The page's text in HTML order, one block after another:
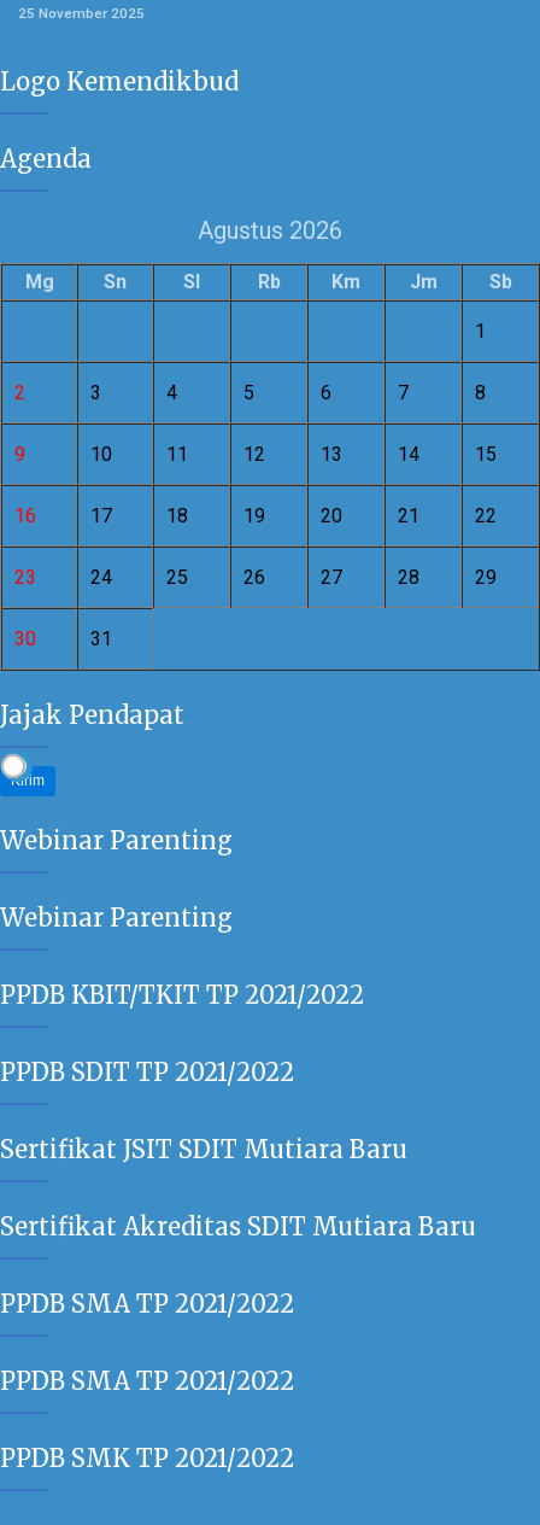
25 November 2025
Logo Kemendikbud
Agenda
Agustus 2026
Mg Sn Sl Rb Km Jm Sb
1
2 3 4 5 6 7 8
9 10 11 12 13 14 15
16 17 18 19 20 21 22
23 24 25 26 27 28 29
30 31
Jajak Pendapat
Kirim
Webinar Parenting
Webinar Parenting
PPDB KBIT/TKIT TP 2021/2022
PPDB SDIT TP 2021/2022
Sertifikat JSIT SDIT Mutiara Baru
Sertifikat Akreditas SDIT Mutiara Baru
PPDB SMA TP 2021/2022
PPDB SMA TP 2021/2022
PPDB SMK TP 2021/2022